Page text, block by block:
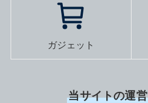
ガジェット
当サイトの運営